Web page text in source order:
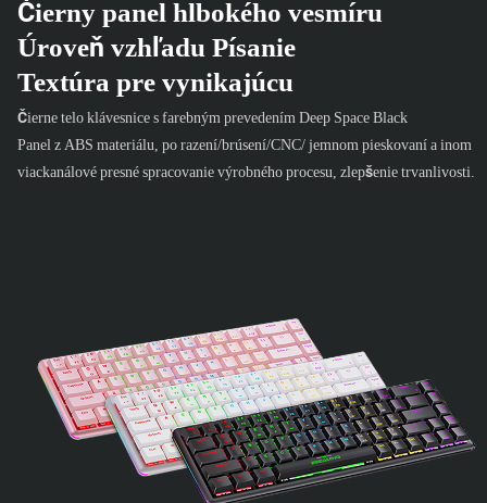
Čierny panel hlbokého vesmíru
Úroveň vzhľadu Písanie
Textúra pre vynikajúcu
Čierne telo klávesnice s farebným prevedením Deep Space Black
Panel z ABS materiálu, po razení/brúsení/CNC/ jemnom pieskovaní a inom
viackanálové presné spracovanie výrobného procesu, zlepšenie trvanlivosti.